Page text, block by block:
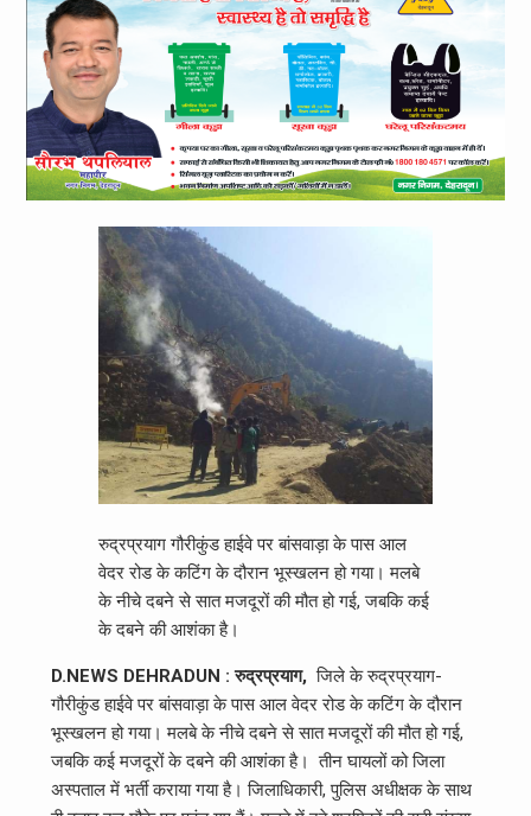
रुद्रप्रयाग गौरीकुंड हाईवे पर बांसवाड़ा के पास आल
वेदर रोड के कटिंग के दौरान भूस्‍खलन हो गया। मलबे
के नीचे दबने से सात मजदूरों की मौत हो गई, जबकि कई
के दबने की आशंका है।
D.NEWS DEHRADUN : रुद्रप्रयाग,जिले के रुद्रप्रयाग-
गौरीकुंड हाईवे पर बांसवाड़ा के पास आल वेदर रोड के कटिंग के दौरान
भूस्‍खलन हो गया। मलबे के नीचे दबने से सात मजदूरों की मौत हो गई,
जबकि कई मजदूरों के दबने की आशंका है। तीन घायलों को जिला
अस्‍पताल में भर्ती कराया गया है। जिलाधिकारी, पुलिस अधीक्षक के साथ